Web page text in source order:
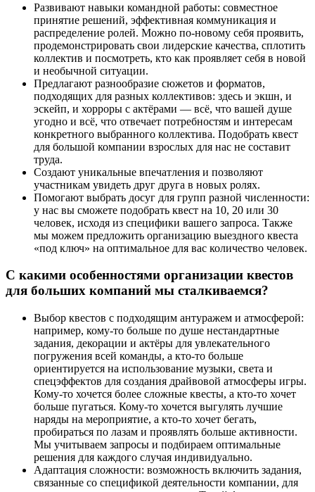
Развивают навыки командной работы: совместное
принятие решений, эффективная коммуникация и
распределение ролей. Можно по-новому себя проявить,
продемонстрировать свои лидерские качества, сплотить
коллектив и посмотреть, кто как проявляет себя в новой
и необычной ситуации.
Предлагают разнообразие сюжетов и форматов,
подходящих для разных коллективов: здесь и экшн, и
эскейп, и хорроры с актёрами — всё, что вашей душе
угодно и всё, что отвечает потребностям и интересам
конкретного выбранного коллектива. Подобрать квест
для большой компании взрослых для нас не составит
труда.
Создают уникальные впечатления и позволяют
участникам увидеть друг друга в новых ролях.
Помогают выбрать досуг для групп разной численности:
у нас вы сможете подобрать квест на 10, 20 или 30
человек, исходя из специфики вашего запроса. Также
мы можем предложить организацию выездного квеста
«под ключ» на оптимальное для вас количество человек.
С какими особенностями организации квестов
для больших компаний мы сталкиваемся?
Выбор квестов с подходящим антуражем и атмосферой:
например, кому-то больше по душе нестандартные
задания, декорации и актёры для увлекательного
погружения всей команды, а кто-то больше
ориентируется на использование музыки, света и
спецэффектов для создания драйвовой атмосферы игры.
Кому-то хочется более сложные квесты, а кто-то хочет
больше пугаться. Кому-то хочется выгулять лучшие
наряды на мероприятие, а кто-то хочет бегать,
пробираться по лазам и проявлять больше активности.
Мы учитываем запросы и подбираем оптимальные
решения для каждого случая индивидуально.
Адаптация сложности: возможность включить задания,
связанные со спецификой деятельности компании, для